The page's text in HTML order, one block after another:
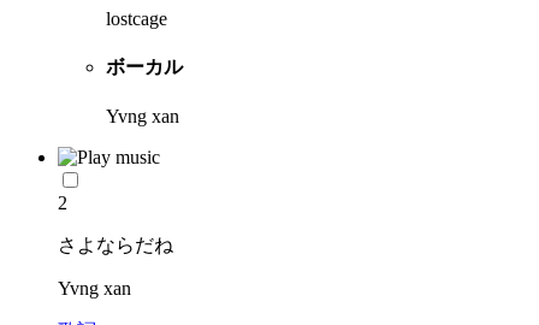
lostcage
ボーカル
Yvng xan
2
さよならだね
Yvng xan